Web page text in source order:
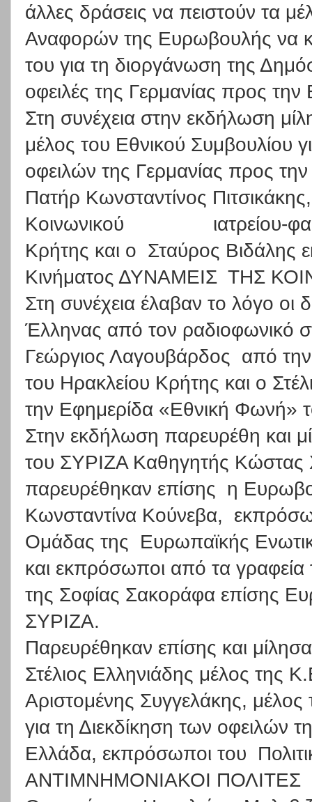
άλλες δράσεις να πειστούν τα
Αναφορών της Ευρωβουλής να
του για τη διοργάνωση της
οφειλές της Γερμανίας προς
Στη συνέχεια στην εκδήλωση
μέλος του Εθνικού Συμβουλίου
οφειλών της Γερμανίας προς
Πατήρ Κωνσταντίνος
Κοινωνικού
ιατρείου-
Κρήτης και ο Σταύρος Βιδάλης
Κινήματος ΔΥΝΑΜΕΙΣ ΤΗΣ
Στη συνέχεια έλαβαν το λόγο
Έλληνας από τον ραδιοφωνικό
Γεώργιος Λαγουβάρδος
από
του Ηρακλείου Κρήτης και ο
την Εφημερίδα «Εθνική Φωνή»
Στην εκδήλωση παρευρέθη και
του ΣΥΡΙΖΑ Καθηγητής Κώστας
παρευρέθηκαν επίσης
η
Κωνσταντίνα Κούνεβα,
Ομάδας της
Ευρωπαϊκής
και εκπρόσωποι από τα
της Σοφίας Σακοράφα επίσης
ΣΥΡΙΖΑ.
Παρευρέθηκαν επίσης και
Στέλιος Ελληνιάδης μέλος της
Αριστομένης Συγγελάκης,
για τη Διεκδίκηση των οφειλών
Ελλάδα, εκπρόσωποι του
ΑΝΤΙΜΝΗΜΟΝΙΑΚΟΙ ΠΟΛΙΤΕΣ